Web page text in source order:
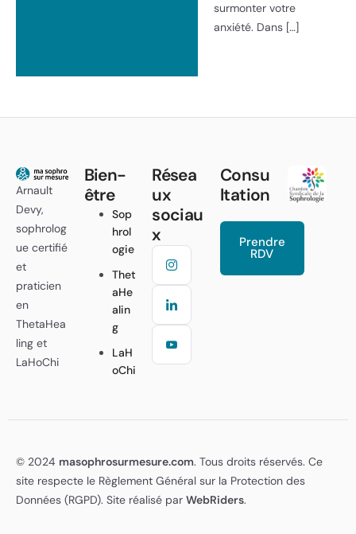
surmonter votre
anxiété. Dans […]
Arnault
Devy,
sophrolog
ue certifié
et
praticien
en
ThetaHea
ling et
LaHoChi
Bien-
être
Sop
hrol
ogie
Thet
aHe
alin
g
LaH
oChi
Résea
ux
sociau
x
Consu
ltation
Prendre
RDV
© 2024 masophrosurmesure.com. Tous droits réservés. Ce
site respecte le Règlement Général sur la Protection des
Données (RGPD). Site réalisé par WebRiders.